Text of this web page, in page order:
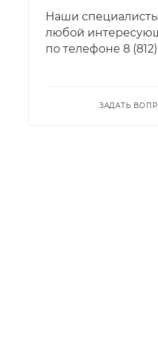
Наши
любой
по телефонe 8
ЗАДАТЬ